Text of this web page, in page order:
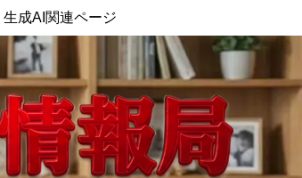
生成AI関連ページ